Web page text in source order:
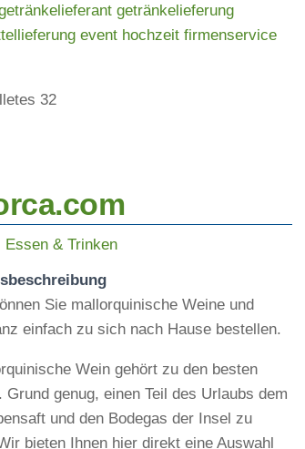
getränkelieferung
event hochzeit firmenservice
32
Essen & Trinken
Sie mallorquinische Weine und
einfach zu sich nach Hause bestellen.
Wein gehört zu den besten
Grund genug, einen Teil des Urlaubs dem
und den Bodegas der Insel zu
bieten Ihnen hier direkt eine Auswahl